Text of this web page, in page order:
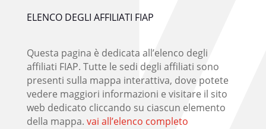
ELENCO DEGLI AFFILIATI FIAP
Questa pagina è dedicata all’elenco degli
affiliati FIAP. Tutte le sedi degli affiliati sono
presenti sulla mappa interattiva, dove potete
vedere maggiori informazioni e visitare il sito
web dedicato cliccando su ciascun elemento
della mappa. vai all’elenco completo